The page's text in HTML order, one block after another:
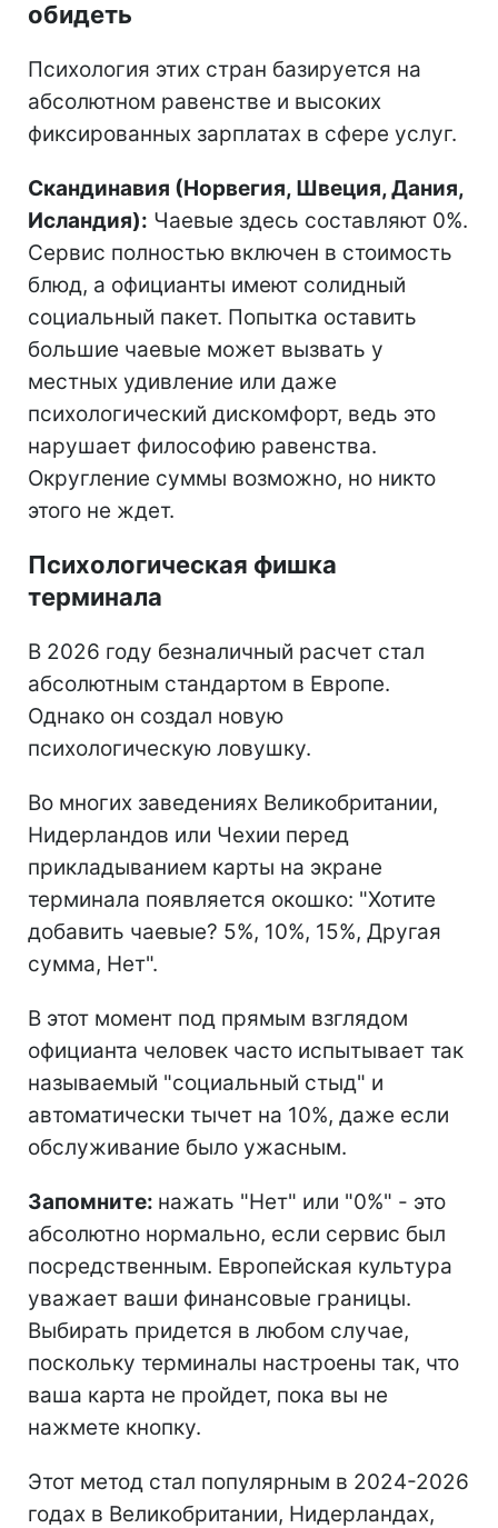
обидеть
Психология этих стран базируется на
абсолютном равенстве и высоких
фиксированных зарплатах в сфере услуг.
Скандинавия (Норвегия, Швеция, Дания,
Исландия): Чаевые здесь составляют 0%.
Сервис полностью включен в стоимость
блюд, а официанты имеют солидный
социальный пакет. Попытка оставить
большие чаевые может вызвать у
местных удивление или даже
психологический дискомфорт, ведь это
нарушает философию равенства.
Округление суммы возможно, но никто
этого не ждет.
Психологическая фишка
терминала
В 2026 году безналичный расчет стал
абсолютным стандартом в Европе.
Однако он создал новую
психологическую ловушку.
Во многих заведениях Великобритании,
Нидерландов или Чехии перед
прикладыванием карты на экране
терминала появляется окошко: "Хотите
добавить чаевые? 5%, 10%, 15%, Другая
сумма, Нет".
В этот момент под прямым взглядом
официанта человек часто испытывает так
называемый "социальный стыд" и
автоматически тычет на 10%, даже если
обслуживание было ужасным.
Запомните: нажать "Нет" или "0%" - это
абсолютно нормально, если сервис был
посредственным. Европейская культура
уважает ваши финансовые границы.
Выбирать придется в любом случае,
поскольку терминалы настроены так, что
ваша карта не пройдет, пока вы не
нажмете кнопку.
Этот метод стал популярным в 2024-2026
годах в Великобритании, Нидерландах,